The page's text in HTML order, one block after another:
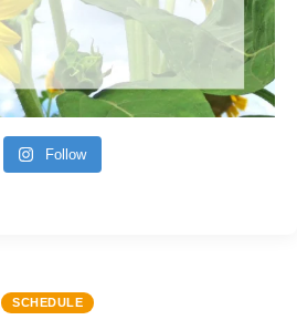
Follow
SCHEDULE